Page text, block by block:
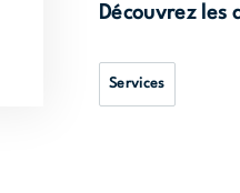
Découvrez
Services